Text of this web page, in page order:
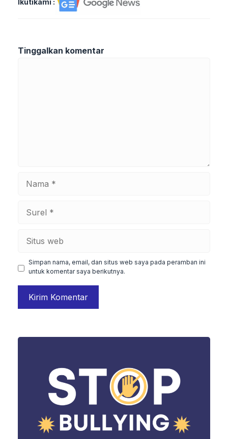
Tinggalkan komentar
Simpan nama, email, dan situs web saya pada peramban ini
untuk komentar saya berikutnya.